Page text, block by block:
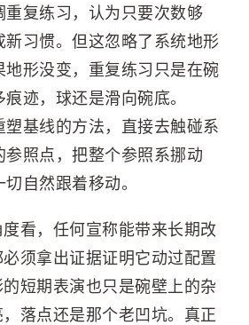
重复练习，认为只要次数够
新习惯。但这忽略了系统地形
地形没变，重复练习只是在碗
迹，球还是滑向碗底。
塑基线的方法，直接去触碰系
参照点，把整个参照系挪动
自然跟着移动。
看，任何宣称能带来长期改
须拿出证据证明它动过配置
短期表演也只是碗壁上的杂
落点还是那个老凹坑。真正